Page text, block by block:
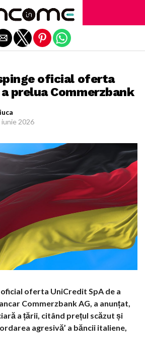
oficial oferta
prelua Commerzbank
iunie 2026
oferta UniCredit SpA de a
Commerzbank AG, a anunțat,
a țării, citând prețul scăzut și
agresivă’ a băncii italiene,
mobile version